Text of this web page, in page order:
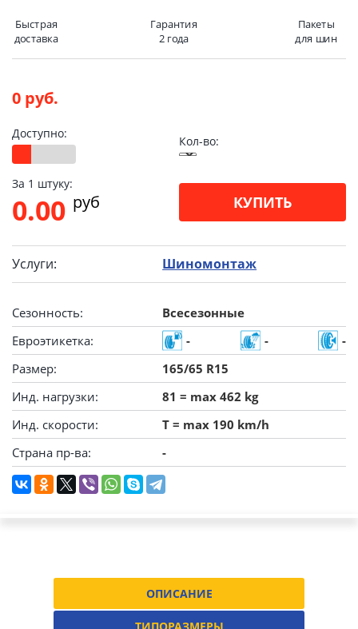
Быстрая
доставка
Гарантия
2 года
Пакеты
для шин
0 руб.
Доступно:
Кол-во:
За 1 штуку:
0.00 pуб КУПИТЬ
Услуги: Шиномонтаж
Сезонность:
Всесезонные
Евроэтикетка:
- -
-
Размер:
165/65 R15
Инд. нагрузки:
81 = max 462 kg
Инд. скорости:
T = max 190 km/h
Страна пр-ва:
-
ОПИСАНИЕ
ТИПОРАЗМЕРЫ